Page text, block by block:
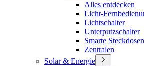
Alles entdecken
Licht-
Lichtschalter
Unterputzschalter
Smarte Steckdosen
Zentralen
Solar & Energie